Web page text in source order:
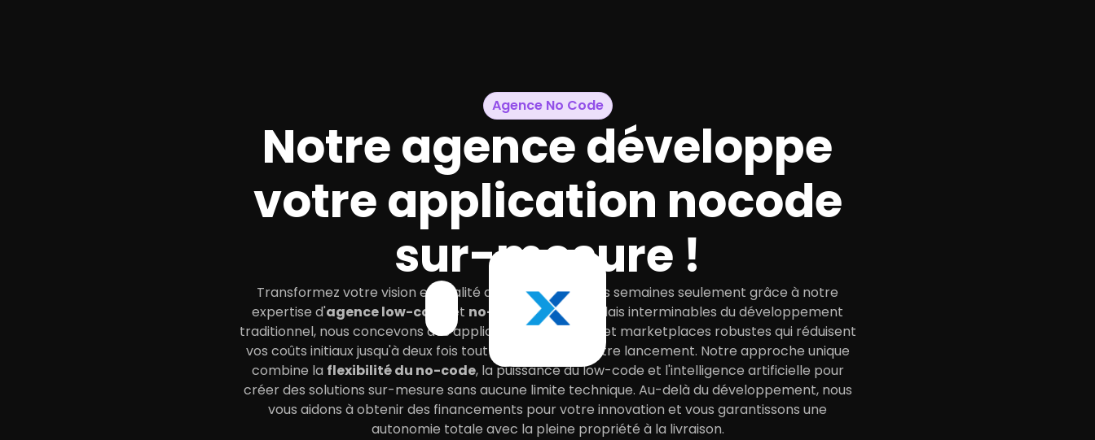
Agence No Code
Notre agence développe
votre application nocode
sur-mesure !
Transformez votre vision en réalité digitale en quelques semaines seulement grâce à notre
expertise d'agence low-code et no-code
. Loin des délais interminables du développement
traditionnel, nous concevons des applications web, SaaS et marketplaces robustes qui réduisent
vos coûts initiaux jusqu'à deux fois tout en accélérant votre lancement. Notre approche unique
combine la flexibilité du no-code, la puissance du low-code et l'intelligence artificielle pour
créer des solutions sur-mesure sans aucune limite technique. Au-delà du développement, nous
vous aidons à obtenir des financements pour votre innovation et vous garantissons une
autonomie totale avec la pleine propriété à la livraison.